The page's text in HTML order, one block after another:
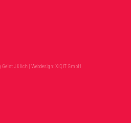
Jülich | Webdesign:XIQIT GmbH